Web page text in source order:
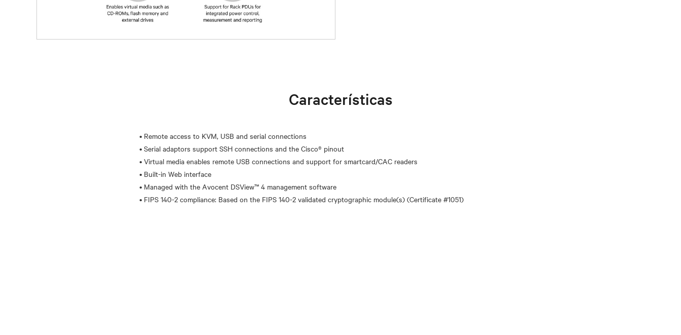
Características
• Remote access to KVM, USB and serial connections
• Serial adaptors support SSH connections and the Cisco® pinout
• Virtual media enables remote USB connections and support for smartcard/CAC readers
• Built-in Web interface
• Managed with the Avocent DSView™ 4 management software